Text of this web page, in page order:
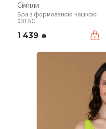
Сімпли
Бра з формованою чашкою
031BC
1 439 ₴